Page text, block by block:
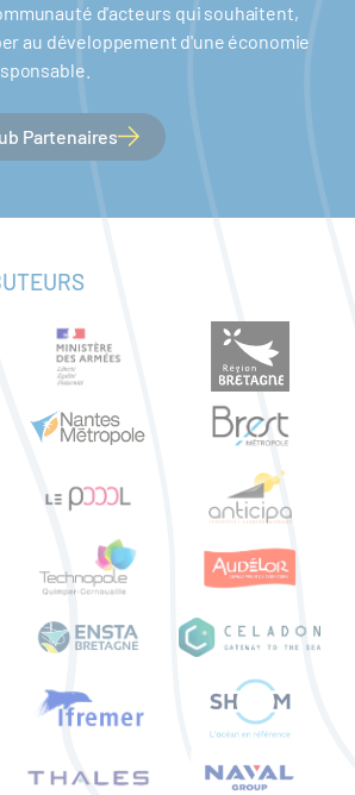
d'acteurs qui souhaitent,
au développement d'une économie
Partenaires